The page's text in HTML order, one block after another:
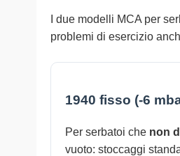
I due modelli MCA per
problemi di esercizio
1940 fisso (-6
Per serbatoi che non
vuoto: stoccaggi